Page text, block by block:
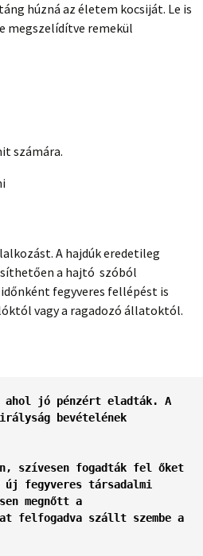
húzná az életem kocsiját. Le is
megszelídítve remekül
számára.
A hajdúk eredetileg
a hajtó szóból
fegyveres fellépést is
vagy a ragadozó állatoktól.
bevételének
szívesen fogadták fel őket
fegyveres társadalmi
megnőtt a
felfogadva szállt szembe a